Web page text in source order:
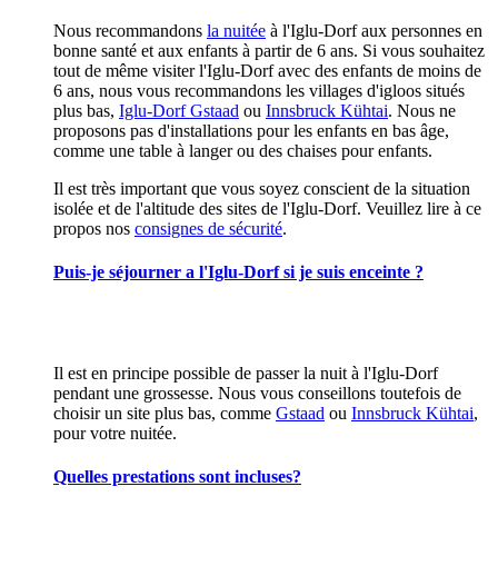
Nous recommandons la nuitée à l'Iglu-Dorf aux personnes en
bonne santé et aux enfants à partir de 6 ans. Si vous souhaitez
tout de même visiter l'Iglu-Dorf avec des enfants de moins de
6 ans, nous vous recommandons les villages d'igloos situés
plus bas, Iglu-Dorf Gstaad ou Innsbruck Kühtai. Nous ne
proposons pas d'installations pour les enfants en bas âge,
comme une table à langer ou des chaises pour enfants.
Il est très important que vous soyez conscient de la situation
isolée et de l'altitude des sites de l'Iglu-Dorf. Veuillez lire à ce
propos nos consignes de sécurité.
Puis-je séjourner a l'Iglu-Dorf si je suis enceinte ?
Il est en principe possible de passer la nuit à l'Iglu-Dorf
pendant une grossesse. Nous vous conseillons toutefois de
choisir un site plus bas, comme Gstaad ou Innsbruck Kühtai,
pour votre nuitée.
Quelles prestations sont incluses?